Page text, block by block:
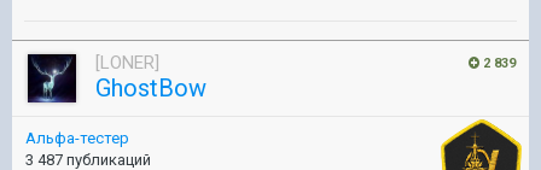
2 839
[LONER]
GhostBow
Альфа-тестер
3 487 публикаций